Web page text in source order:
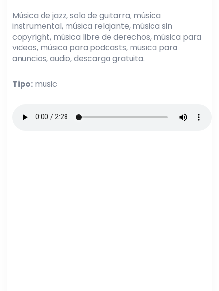
Música de jazz, solo de guitarra, música
instrumental, música relajante, música sin
copyright, música libre de derechos, música para
videos, música para podcasts, música para
anuncios, audio, descarga gratuita.
Tipo: music